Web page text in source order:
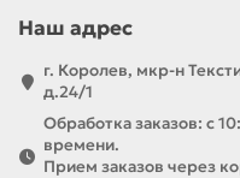
Наш адрес
г. Королев, мкр-н
д.24/1
Обработка заказов: с
времени.
Прием заказов через